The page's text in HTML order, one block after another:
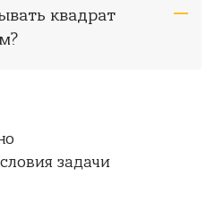
квадрат
задачи